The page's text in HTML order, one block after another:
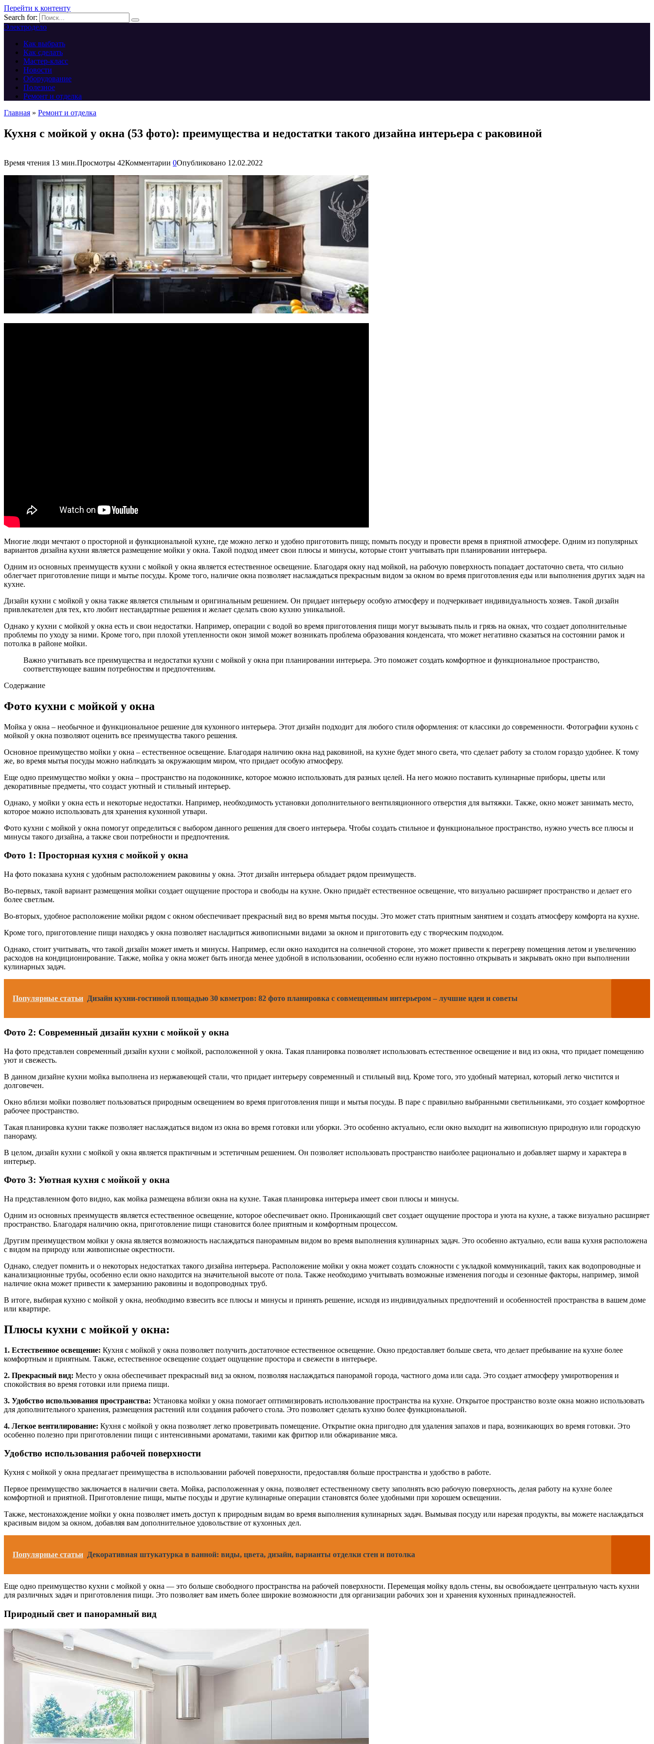
Перейти к контенту
Search for:
Электродело
Как выбрать
Как сделать
Мастер-класс
Новости
Оборудование
Полезное
Ремонт и отделка
Главная » Ремонт и отделка
Кухня с мойкой у окна (53 фото): преимущества и недостатки такого дизайна интерьера с раковиной
Время чтения 13 мин.Просмотры 42Комментарии 0Опубликовано 12.02.2022
Многие люди мечтают о просторной и функциональной кухне, где можно легко и удобно приготовить пищу, помыть посуду и провести время в приятной атмосфере. Одним из популярных
вариантов дизайна кухни является размещение мойки у окна. Такой подход имеет свои плюсы и минусы, которые стоит учитывать при планировании интерьера.
Одним из основных преимуществ кухни с мойкой у окна является естественное освещение. Благодаря окну над мойкой, на рабочую поверхность попадает достаточно света, что сильно
облегчает приготовление пищи и мытье посуды. Кроме того, наличие окна позволяет наслаждаться прекрасным видом за окном во время приготовления еды или выполнения других задач на
кухне.
Дизайн кухни с мойкой у окна также является стильным и оригинальным решением. Он придает интерьеру особую атмосферу и подчеркивает индивидуальность хозяев. Такой дизайн
привлекателен для тех, кто любит нестандартные решения и желает сделать свою кухню уникальной.
Однако у кухни с мойкой у окна есть и свои недостатки. Например, операции с водой во время приготовления пищи могут вызывать пыль и грязь на окнах, что создает дополнительные
проблемы по уходу за ними. Кроме того, при плохой утепленности окон зимой может возникать проблема образования конденсата, что может негативно сказаться на состоянии рамок и
потолка в районе мойки.
Важно учитывать все преимущества и недостатки кухни с мойкой у окна при планировании интерьера. Это поможет создать комфортное и функциональное пространство,
соответствующее вашим потребностям и предпочтениям.
Содержание
Фото кухни с мойкой у окна
Мойка у окна – необычное и функциональное решение для кухонного интерьера. Этот дизайн подходит для любого стиля оформления: от классики до современности. Фотографии кухонь с
мойкой у окна позволяют оценить все преимущества такого решения.
Основное преимущество мойки у окна – естественное освещение. Благодаря наличию окна над раковиной, на кухне будет много света, что сделает работу за столом гораздо удобнее. К тому
же, во время мытья посуды можно наблюдать за окружающим миром, что придает особую атмосферу.
Еще одно преимущество мойки у окна – пространство на подоконнике, которое можно использовать для разных целей. На него можно поставить кулинарные приборы, цветы или
декоративные предметы, что создаст уютный и стильный интерьер.
Однако, у мойки у окна есть и некоторые недостатки. Например, необходимость установки дополнительного вентиляционного отверстия для вытяжки. Также, окно может занимать место,
которое можно использовать для хранения кухонной утвари.
Фото кухни с мойкой у окна помогут определиться с выбором данного решения для своего интерьера. Чтобы создать стильное и функциональное пространство, нужно учесть все плюсы и
минусы такого дизайна, а также свои потребности и предпочтения.
Фото 1: Просторная кухня с мойкой у окна
На фото показана кухня с удобным расположением раковины у окна. Этот дизайн интерьера обладает рядом преимуществ.
Во-первых, такой вариант размещения мойки создает ощущение простора и свободы на кухне. Окно придаёт естественное освещение, что визуально расширяет пространство и делает его
более светлым.
Во-вторых, удобное расположение мойки рядом с окном обеспечивает прекрасный вид во время мытья посуды. Это может стать приятным занятием и создать атмосферу комфорта на кухне.
Кроме того, приготовление пищи находясь у окна позволяет насладиться живописными видами за окном и приготовить еду с творческим подходом.
Однако, стоит учитывать, что такой дизайн может иметь и минусы. Например, если окно находится на солнечной стороне, это может привести к перегреву помещения летом и увеличению
расходов на кондиционирование. Также, мойка у окна может быть иногда менее удобной в использовании, особенно если нужно постоянно открывать и закрывать окно при выполнении
кулинарных задач.
Популярные статьи Дизайн кухни-гостиной площадью 30 квметров: 82 фото планировка с совмещенным интерьером – лучшие идеи и советы
Фото 2: Современный дизайн кухни с мойкой у окна
На фото представлен современный дизайн кухни с мойкой, расположенной у окна. Такая планировка позволяет использовать естественное освещение и вид из окна, что придает помещению
уют и свежесть.
В данном дизайне кухни мойка выполнена из нержавеющей стали, что придает интерьеру современный и стильный вид. Кроме того, это удобный материал, который легко чистится и
долговечен.
Окно вблизи мойки позволяет пользоваться природным освещением во время приготовления пищи и мытья посуды. В паре с правильно выбранными светильниками, это создает комфортное
рабочее пространство.
Такая планировка кухни также позволяет наслаждаться видом из окна во время готовки или уборки. Это особенно актуально, если окно выходит на живописную природную или городскую
панораму.
В целом, дизайн кухни с мойкой у окна является практичным и эстетичным решением. Он позволяет использовать пространство наиболее рационально и добавляет шарму и характера в
интерьер.
Фото 3: Уютная кухня с мойкой у окна
На представленном фото видно, как мойка размещена вблизи окна на кухне. Такая планировка интерьера имеет свои плюсы и минусы.
Одним из основных преимуществ является естественное освещение, которое обеспечивает окно. Проникающий свет создает ощущение простора и уюта на кухне, а также визуально расширяет
пространство. Благодаря наличию окна, приготовление пищи становится более приятным и комфортным процессом.
Другим преимуществом мойки у окна является возможность наслаждаться панорамным видом во время выполнения кулинарных задач. Это особенно актуально, если ваша кухня расположена
с видом на природу или живописные окрестности.
Однако, следует помнить и о некоторых недостатках такого дизайна интерьера. Расположение мойки у окна может создать сложности с укладкой коммуникаций, таких как водопроводные и
канализационные трубы, особенно если окно находится на значительной высоте от пола. Также необходимо учитывать возможные изменения погоды и сезонные факторы, например, зимой
наличие окна может привести к замерзанию раковины и водопроводных труб.
В итоге, выбирая кухню с мойкой у окна, необходимо взвесить все плюсы и минусы и принять решение, исходя из индивидуальных предпочтений и особенностей пространства в вашем доме
или квартире.
Плюсы кухни с мойкой у окна:
1. Естественное освещение: Кухня с мойкой у окна позволяет получить достаточное естественное освещение. Окно предоставляет больше света, что делает пребывание на кухне более
комфортным и приятным. Также, естественное освещение создает ощущение простора и свежести в интерьере.
2. Прекрасный вид: Место у окна обеспечивает прекрасный вид за окном, позволяя наслаждаться панорамой города, частного дома или сада. Это создает атмосферу умиротворения и
спокойствия во время готовки или приема пищи.
3. Удобство использования пространства: Установка мойки у окна помогает оптимизировать использование пространства на кухне. Открытое пространство возле окна можно использовать
для дополнительного хранения, размещения растений или создания рабочего стола. Это позволяет сделать кухню более функциональной.
4. Легкое вентилирование: Кухня с мойкой у окна позволяет легко проветривать помещение. Открытие окна пригодно для удаления запахов и пара, возникающих во время готовки. Это
особенно полезно при приготовлении пищи с интенсивными ароматами, такими как фритюр или обжаривание мяса.
Удобство использования рабочей поверхности
Кухня с мойкой у окна предлагает преимущества в использовании рабочей поверхности, предоставляя больше пространства и удобство в работе.
Первое преимущество заключается в наличии света. Мойка, расположенная у окна, позволяет естественному свету заполнять всю рабочую поверхность, делая работу на кухне более
комфортной и приятной. Приготовление пищи, мытье посуды и другие кулинарные операции становятся более удобными при хорошем освещении.
Также, местонахождение мойки у окна позволяет иметь доступ к природным видам во время выполнения кулинарных задач. Вымывая посуду или нарезая продукты, вы можете наслаждаться
красивым видом за окном, добавляя вам дополнительное удовольствие от кухонных дел.
Популярные статьи Декоративная штукатурка в ванной: виды, цвета, дизайн, варианты отделки стен и потолка
Еще одно преимущество кухни с мойкой у окна — это больше свободного пространства на рабочей поверхности. Перемещая мойку вдоль стены, вы освобождаете центральную часть кухни
для различных задач и приготовления пищи. Это позволяет вам иметь более широкие возможности для организации рабочих зон и хранения кухонных принадлежностей.
Природный свет и панорамный вид